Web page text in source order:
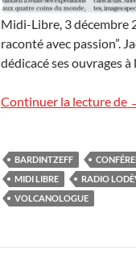
Midi-Libre, 3 décembre
raconté avec passion”.
dédicacé ses ouvrages à
Continuer la lecture de
BARDINTZEFF
MIDI LIBRE
RADIO
VOLCANOLOGUE